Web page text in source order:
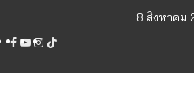
content
8 สิงหาคม
facebook
youtube
instagram
tiktok